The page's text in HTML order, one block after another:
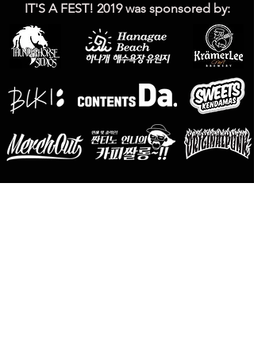
IT'S A FEST! 2019 wassponsored by: